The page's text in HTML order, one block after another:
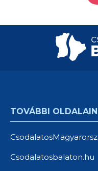
TOVÁBBI
Csodalatosbalaton.hu